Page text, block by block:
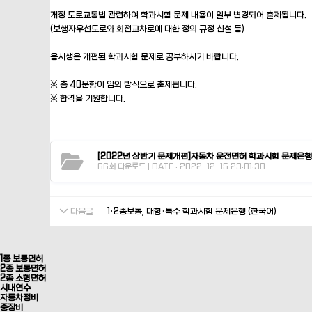
개정 도로교통법 관련하여 학과시험 문제 내용이 일부 변경되어 출제됩니다.
(보행자우선도로와 회전교차로에 대한 정의 규정 신설 등)
응시생은 개편된 학과시험 문제로 공부하시기 바랍니다.
※ 총 40문항이 임의 방식으로 출제됩니다.
※ 합격을 기원합니다.
[2022년 상반기 문제개편]자동차 운전면허 학과시험 문제은
66회 다운로드 | DATE : 2022-12-15 23:01:30
다음글 1·2종보통, 대형·특수 학과시험 문제은행 (한국어)
1종 보통면허
2종 보통면허
2종 소형면허
시내연수
자동차정비
중장비